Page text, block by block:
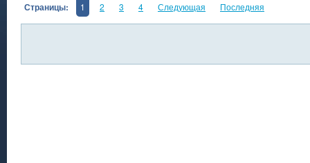
Страницы: 1 2 3 4 Следующая Последняя